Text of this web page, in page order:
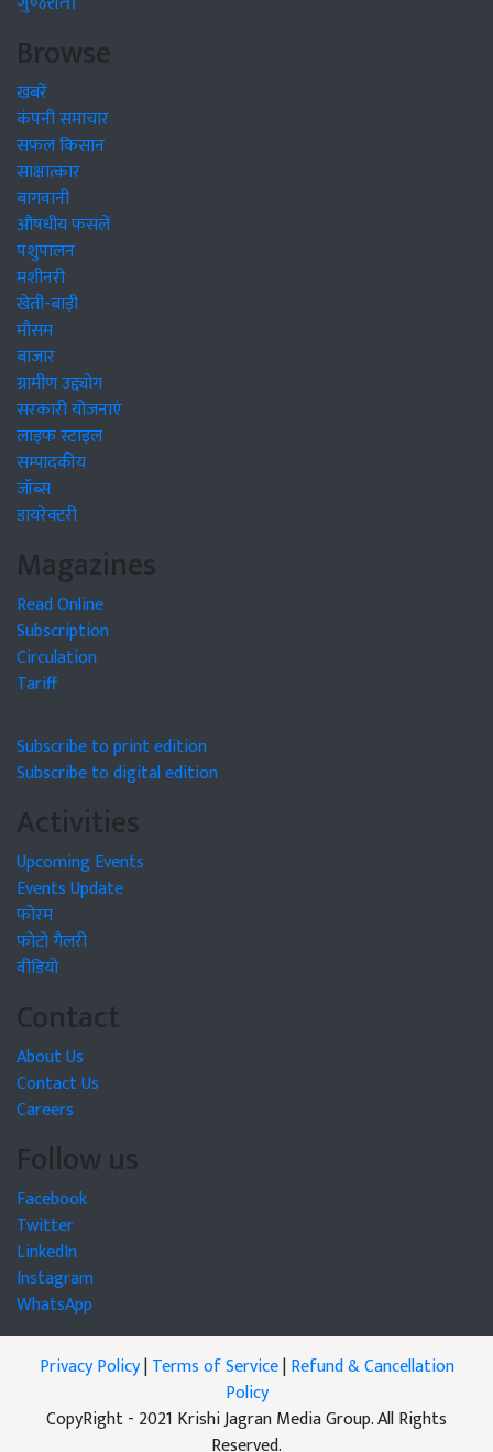
Browse
खबरें
कंपनी समाचार
सफल किसान
साक्षात्कार
बागवानी
औषधीय फसलें
पशुपालन
मशीनरी
खेती-बाड़ी
मौसम
बाजार
ग्रामीण उद्द्योग
सरकारी योजनाएं
लाइफ स्टाइल
सम्पादकीय
जॉब्स
डायरेक्टरी
Magazines
Read Online
Subscription
Circulation
Tariff
Subscribe to print edition
Subscribe to digital edition
Activities
Upcoming Events
Events Update
फोरम
फोटो गैलरी
वीडियो
Contact
About Us
Contact Us
Careers
Follow us
Facebook
Twitter
LinkedIn
Instagram
WhatsApp
Privacy Policy|Terms of Service|Refund & Cancellation
Policy
CopyRight - 2021 Krishi Jagran Media Group. All Rights
Reserved.